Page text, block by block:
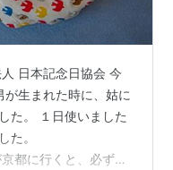
日本記念日協会 今
生まれた時に、姑に
た。 １日使いました
た。
に行くと、必ず買